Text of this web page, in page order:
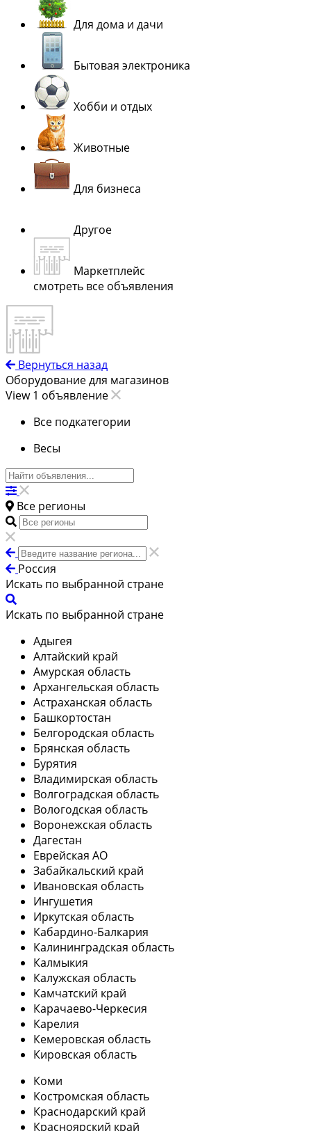
Для дома и дачи
Бытовая электроника
Хобби и отдых
Животные
Для бизнеса
Другое
Маркетплейс
смотреть все объявления
Вернуться назад
Оборудование для магазинов
View 1 объявление
Все подкатегории
Весы
Все регионы
Россия
Искать по выбранной стране
Искать по выбранной стране
Адыгея
Алтайский край
Амурская область
Архангельская область
Астраханская область
Башкортостан
Белгородская область
Брянская область
Бурятия
Владимирская область
Волгоградская область
Вологодская область
Воронежская область
Дагестан
Еврейская АО
Забайкальский край
Ивановская область
Ингушетия
Иркутская область
Кабардино-Балкария
Калининградская область
Калмыкия
Калужская область
Камчатский край
Карачаево-Черкесия
Карелия
Кемеровская область
Кировская область
Коми
Костромская область
Краснодарский край
Красноярский край